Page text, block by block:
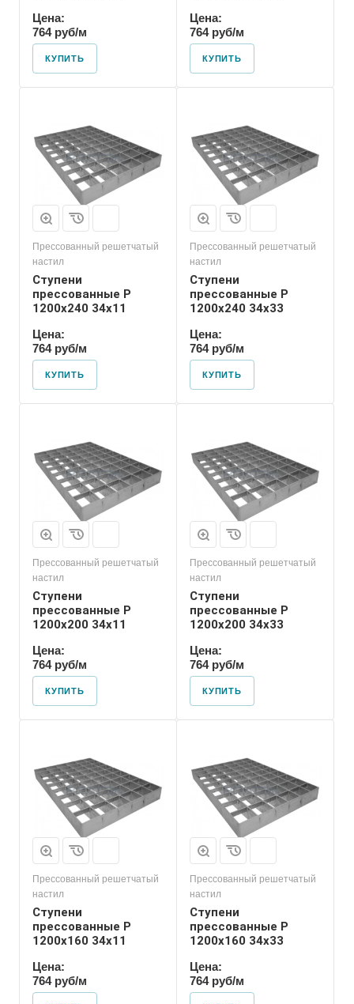
Цена:
764 руб/м
КУПИТЬ
Цена:
764 руб/м
КУПИТЬ
Прессованный решетчатый
настил
Ступени
прессованные P
1200х240 34х11
Цена:
764 руб/м
КУПИТЬ
Прессованный решетчатый
настил
Ступени
прессованные P
1200х240 34х33
Цена:
764 руб/м
КУПИТЬ
Прессованный решетчатый
настил
Ступени
прессованные P
1200х200 34х11
Цена:
764 руб/м
КУПИТЬ
Прессованный решетчатый
настил
Ступени
прессованные P
1200х200 34х33
Цена:
764 руб/м
КУПИТЬ
Прессованный решетчатый
настил
Ступени
прессованные P
1200х160 34х11
Цена:
764 руб/м
Прессованный решетчатый
настил
Ступени
прессованные P
1200х160 34х33
Цена:
764 руб/м